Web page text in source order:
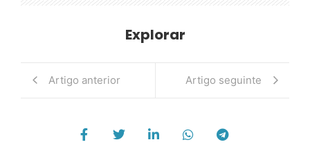
Explorar
Artigo anterior Artigo seguinte